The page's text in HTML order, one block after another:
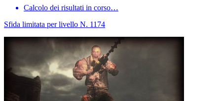
Calcolo dei risultati in corso…
Sfida limitata per livello N. 1174